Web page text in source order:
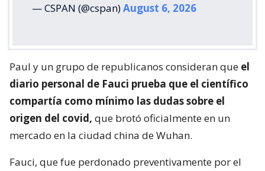
— CSPAN (@cspan)August 6, 2026
Paul y un grupo de republicanos consideran que el
diario personal de Fauci prueba que el científico
compartía como mínimo las dudas sobre el
origen del covid, que brotó oficialmente en un
mercado en la ciudad china de Wuhan.
Fauci, que fue perdonado preventivamente por el